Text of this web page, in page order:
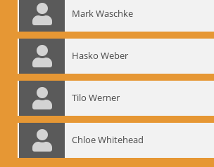
Mark Waschke
Hasko Weber
Tilo Werner
Chloe Whitehead